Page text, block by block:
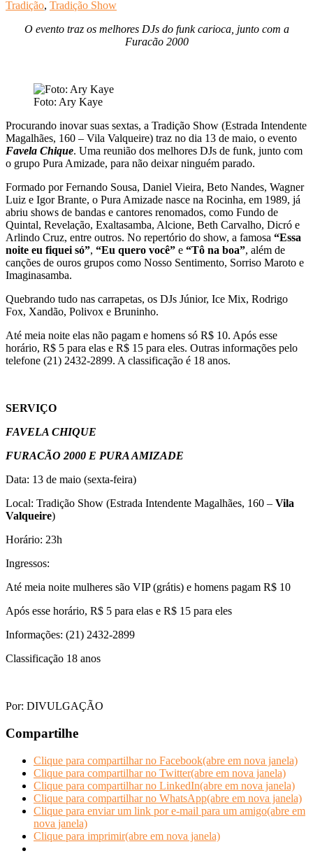
Tradição, Tradição Show
O evento traz os melhores DJs do funk carioca, junto com a
Furacão 2000
Foto: Ary Kaye
Procurando inovar suas sextas, a Tradição Show (Estrada Intendente
Magalhães, 160 – Vila Valqueire) traz no dia 13 de maio, o evento
Favela Chique. Uma reunião dos melhores DJs de funk, junto com
o grupo Pura Amizade, para não deixar ninguém parado.
Formado por Fernando Sousa, Daniel Vieira, Beto Nandes, Wagner
Luiz e Igor Brante, o Pura Amizade nasce na Rocinha, em 1989, já
abriu shows de bandas e cantores renomados, como Fundo de
Quintal, Revelação, Exaltasamba, Alcione, Beth Carvalho, Dicró e
Arlindo Cruz, entre outros. No repertório do show, a famosa “Essa
noite eu fiquei só”, “Eu quero você” e “Tô na boa”, além de
canções de ouros grupos como Nosso Sentimento, Sorriso Maroto e
Imaginasamba.
Quebrando tudo nas carrapetas, os DJs Júnior, Ice Mix, Rodrigo
Fox, Xandão, Polivox e Bruninho.
Até meia noite elas não pagam e homens só R$ 10. Após esse
horário, R$ 5 para elas e R$ 15 para eles. Outras informações pelo
telefone (21) 2432-2899. A classificação é 18 anos.
SERVIÇO
FAVELA CHIQUE
FURACÃO 2000 E PURA AMIZADE
Data: 13 de maio (sexta-feira)
Local: Tradição Show (Estrada Intendente Magalhães, 160 – Vila
Valqueire)
Horário: 23h
Ingressos:
Até meia noite mulheres são VIP (grátis) e homens pagam R$ 10
Após esse horário, R$ 5 para elas e R$ 15 para eles
Informações: (21) 2432-2899
Classificação 18 anos
Por: DIVULGAÇÃO
Compartilhe
Clique para compartilhar no Facebook(abre em nova janela)
Clique para compartilhar no Twitter(abre em nova janela)
Clique para compartilhar no LinkedIn(abre em nova janela)
Clique para compartilhar no WhatsApp(abre em nova janela)
Clique para enviar um link por e-mail para um amigo(abre em
nova janela)
Clique para imprimir(abre em nova janela)